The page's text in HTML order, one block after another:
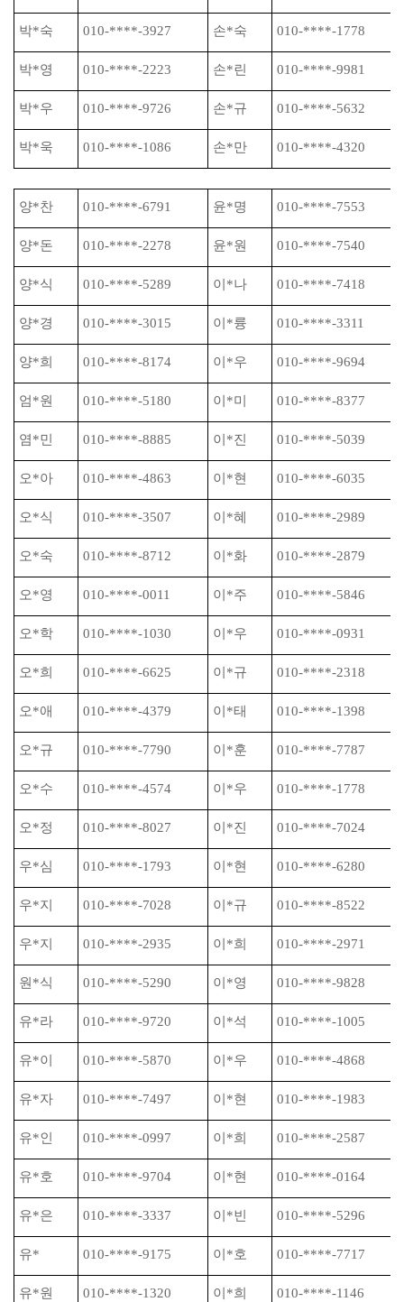
박*숙 010-****-3927 손*숙 010-****-1778
박*영 010-****-2223 손*린 010-****-9981
박*우 010-****-9726 손*규 010-****-5632
박*욱 010-****-1086 손*만 010-****-4320
양*찬 010-****-6791 윤*명 010-****-7553
양*돈 010-****-2278 윤*원 010-****-7540
양*식 010-****-5289 이 *나 010-****-7418
양*경 010-****-3015 이 *륭 010-****-3311
양*희 010-****-8174 이 *우 010-****-9694
엄*원 010-****-5180 이 *미 010-****-8377
염*민 010-****-8885 이 *진 010-****-5039
오*아 010-****-4863 이 *현 010-****-6035
오*식 010-****-3507 이 *혜 010-****-2989
오*숙 010-****-8712 이 *화 010-****-2879
오*영 010-****-0011 이 *주 010-****-5846
오*학 010-****-1030 이 *우 010-****-0931
오*희 010-****-6625 이 *규 010-****-2318
오*애 010-****-4379 이 *태 010-****-1398
오*규 010-****-7790 이 *훈 010-****-7787
오*수 010-****-4574 이 *우 010-****-1778
오*정 010-****-8027 이 *진 010-****-7024
우*심 010-****-1793 이 *현 010-****-6280
우*지 010-****-7028 이 *규 010-****-8522
우*지 010-****-2935 이 *희 010-****-2971
원*식 010-****-5290 이 *영 010-****-9828
유*라 010-****-9720 이 *석 010-****-1005
유*이 010-****-5870 이 *우 010-****-4868
유*자 010-****-7497 이 *현 010-****-1983
유*인 010-****-0997 이 *희 010-****-2587
유*호 010-****-9704 이 *현 010-****-0164
유*은 010-****-3337 이 *빈 010-****-5296
유* 010-****-9175 이 *호 010-****-7717
유*원 010-****-1320 이 *희 010-****-1146